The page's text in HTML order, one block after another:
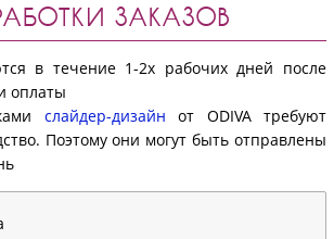
ЗАКАЗОВ
в течение 1-2х рабочих дней после
оплаты
слайдер-дизайн от ODIVA требуют
Поэтому они могут быть отправлены